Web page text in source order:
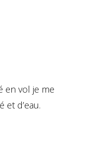
en vol je me
et d’eau.